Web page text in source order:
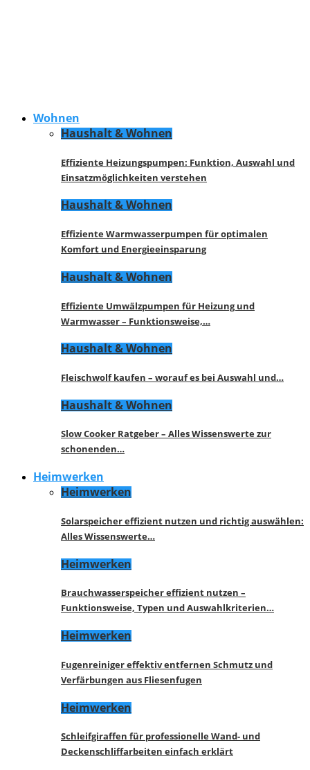
Wohnen
Haushalt & Wohnen
Effiziente Heizungspumpen: Funktion, Auswahl und
Einsatzmöglichkeiten verstehen
Haushalt & Wohnen
Effiziente Warmwasserpumpen für optimalen
Komfort und Energieeinsparung
Haushalt & Wohnen
Effiziente Umwälzpumpen für Heizung und
Warmwasser – Funktionsweise,…
Haushalt & Wohnen
Fleischwolf kaufen – worauf es bei Auswahl und…
Haushalt & Wohnen
Slow Cooker Ratgeber – Alles Wissenswerte zur
schonenden…
Heimwerken
Heimwerken
Solarspeicher effizient nutzen und richtig auswählen:
Alles Wissenswerte…
Heimwerken
Brauchwasserspeicher effizient nutzen –
Funktionsweise, Typen und Auswahlkriterien…
Heimwerken
Fugenreiniger effektiv entfernen Schmutz und
Verfärbungen aus Fliesenfugen
Heimwerken
Schleifgiraffen für professionelle Wand- und
Deckenschliffarbeiten einfach erklärt